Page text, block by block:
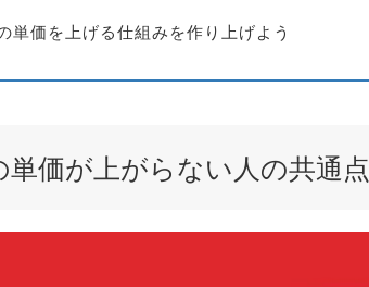
単価を上げる仕組みを作り上げよう
価が上がらない人の共通点